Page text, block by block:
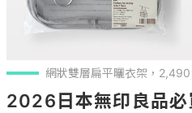
網狀雙層扁平曬衣架，
2026日本無印良品必